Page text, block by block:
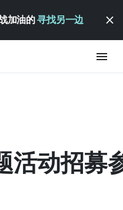
加油的寻找另一边
活动招募